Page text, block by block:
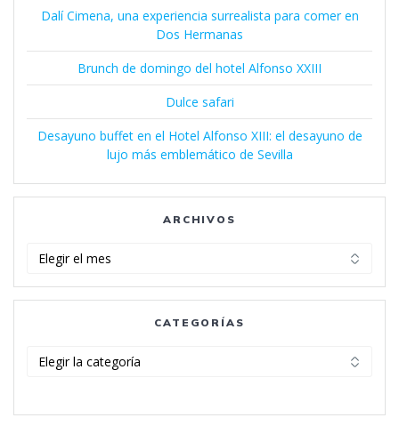
Dalí Cimena, una experiencia surrealista para comer en
Dos Hermanas
Brunch de domingo del hotel Alfonso XXIII
Dulce safari
Desayuno buffet en el Hotel Alfonso XIII: el desayuno de
lujo más emblemático de Sevilla
ARCHIVOS
CATEGORÍAS